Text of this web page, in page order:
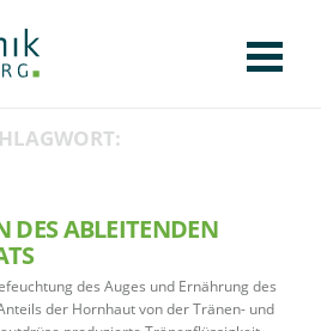
DES ABLEITENDEN
des Auges und Ernährung des
der Hornhaut von der Tränen- und